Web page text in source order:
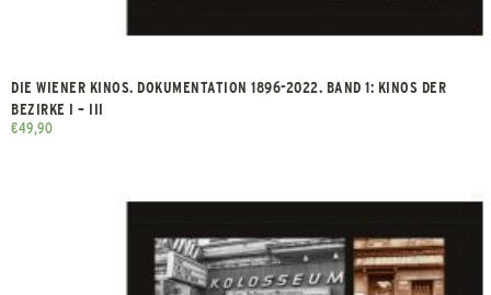
DIE WIENER KINOS. DOKUMENTATION 1896-2022. BAND 1: KINOS DER
BEZIRKE I – III
€49,90